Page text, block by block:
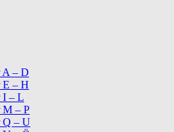
A – D
E – H
I – L
M – P
Q – U